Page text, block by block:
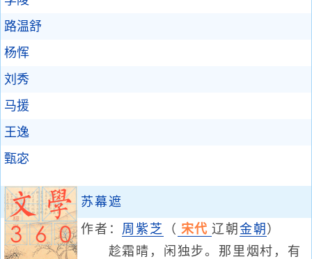
路温舒
杨恽
刘秀
马援
王逸
甄宓
苏幕遮
作者： 周紫芝 （ 宋代 辽朝 金朝 ）
趁霜晴，闲独步。那里烟村，有